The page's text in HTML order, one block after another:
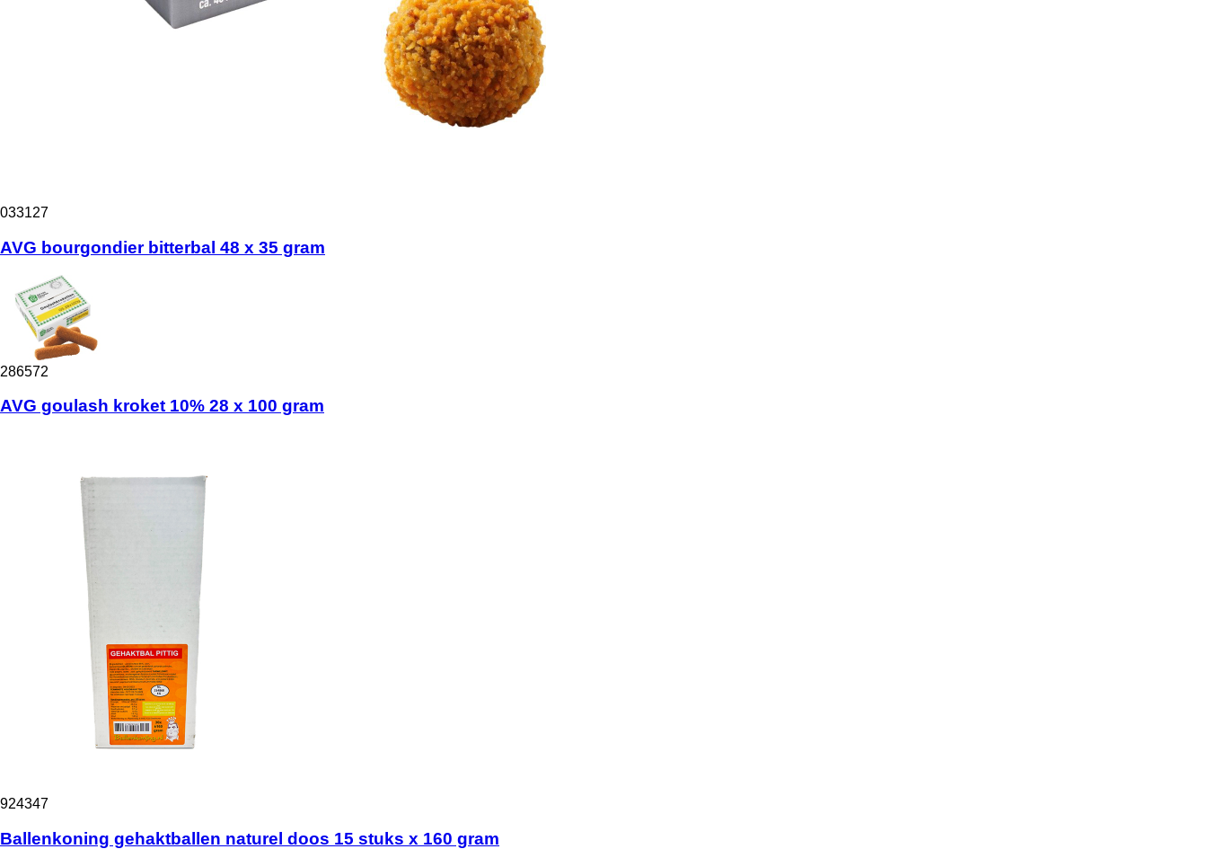
033127
AVG bourgondier bitterbal 48 x 35 gram
286572
AVG goulash kroket 10% 28 x 100 gram
924347
Ballenkoning gehaktballen naturel doos 15 stuks x 160 gram